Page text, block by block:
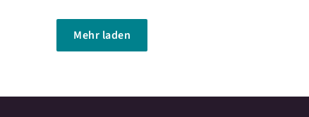
Mehr laden